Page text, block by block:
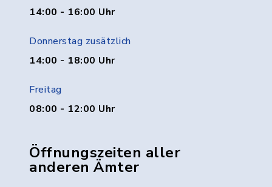
14:00 - 16:00 Uhr
Donnerstag zusätzlich
14:00 - 18:00 Uhr
Freitag
08:00 - 12:00 Uhr
Öffnungszeiten aller
anderen Ämter